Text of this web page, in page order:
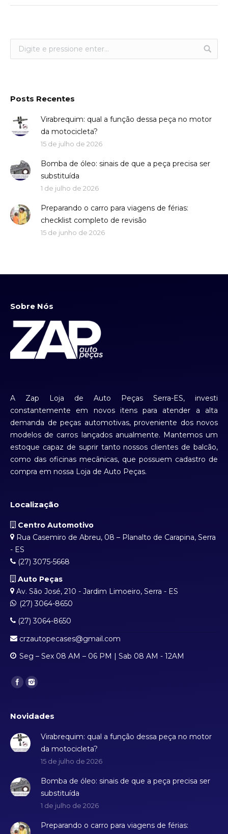
Posts Recentes
Virabrequim: qual a função dessa peça no motor
da motocicleta?
15 de julho de 2026
Bomba de óleo: sinais de que a peça precisa ser
substituída
1 de julho de 2026
Preparando o carro para viagens de férias:
checklist completo de revisão
15 de junho de 2026
Sobre Nós
A Zap Loja de Auto Peças Serra-ES, investi
constantemente em novos itens para atender a alta
demanda de peças automotivas, proveniente dos novos
modelos de carros lançados anualmente. Mantemos um
estoque capaz de suprir tanto nossos clientes de balcão,
como das oficinas mecânicas, que possuem cadastro de
compra em nossa Loja de Auto Peças.
Localização
Centro Automotivo
Rua Casemiro de Abreu, 08 – Planalto de Carapina, Serra
- ES
(27) 3075-5668
Auto Peças
Av. São José, 210 - Jardim Limoeiro, Serra - ES
(27) 3064-8650
(27) 3064-8650
crzautopecases@gmail.com
Seg – Sex 08 AM – 06 PM | Sab 08 AM - 12AM
Find us on:
Novidades
Virabrequim: qual a função dessa peça no motor
da motocicleta?
15 de julho de 2026
Bomba de óleo: sinais de que a peça precisa ser
substituída
1 de julho de 2026
Preparando o carro para viagens de férias: